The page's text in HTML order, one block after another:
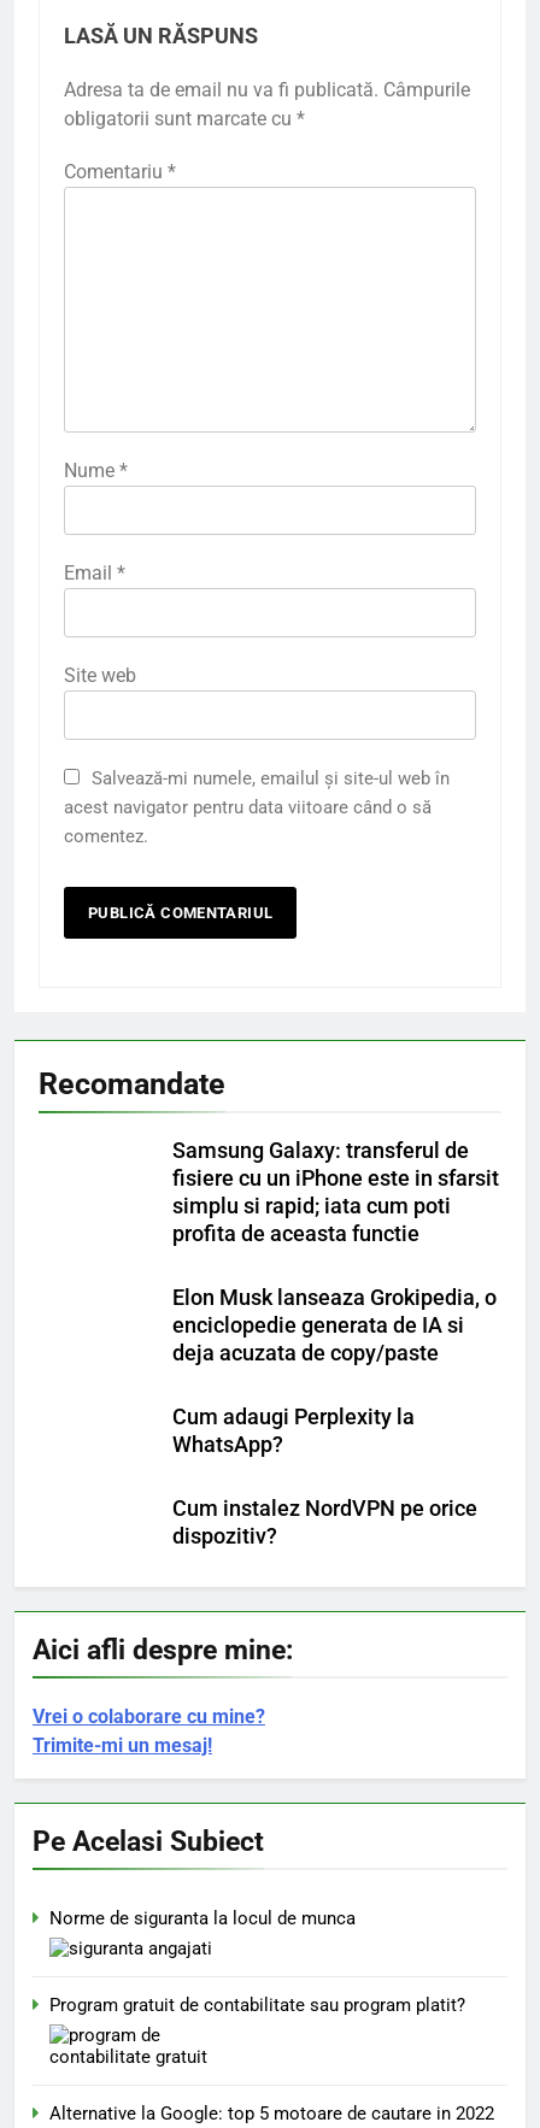
LASĂ UN RĂSPUNS
Adresa ta de email nu va fi publicată. Câmpurile
obligatorii sunt marcate cu *
Comentariu *
Nume *
Email *
Site web
Salvează-mi numele, emailul și site-ul web în
acest navigator pentru data viitoare când o să
comentez.
Recomandate
Samsung Galaxy: transferul de
fisiere cu un iPhone este in sfarsit
simplu si rapid; iata cum poti
profita de aceasta functie
Elon Musk lanseaza Grokipedia, o
enciclopedie generata de IA si
deja acuzata de copy/paste
Cum adaugi Perplexity la
WhatsApp?
Cum instalez NordVPN pe orice
dispozitiv?
Aici afli despre mine:
Vrei o colaborare cu mine?
Trimite-mi un mesaj!
Pe Acelasi Subiect
Norme de siguranta la locul de munca
Program gratuit de contabilitate sau program platit?
Alternative la Google: top 5 motoare de cautare in 2022